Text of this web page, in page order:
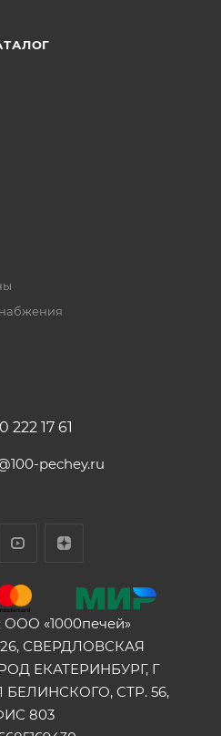
222 17 61
pechey.ru
«1000печей»
СВЕРДЛОВСКАЯ
ЕКАТЕРИНБУРГ, Г
БЕЛИНСКОГО, СТР. 56,
803